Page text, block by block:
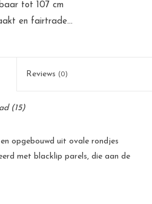
tot 107 cm
en fairtrade...
Reviews (0)
(15)
opgebouwd uit ovale rondjes
met blacklip parels, die aan de